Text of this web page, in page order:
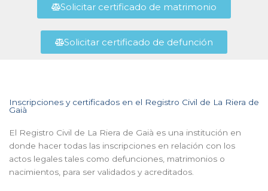
Solicitar certificado de matrimonio
Solicitar certificado de defunción
Inscripciones y certificados en el Registro Civil de La Riera de
Gaià
El Registro Civil de La Riera de Gaià es una institución en
donde hacer todas las inscripciones en relación con los
actos legales tales como defunciones, matrimonios o
nacimientos, para ser validados y acreditados.